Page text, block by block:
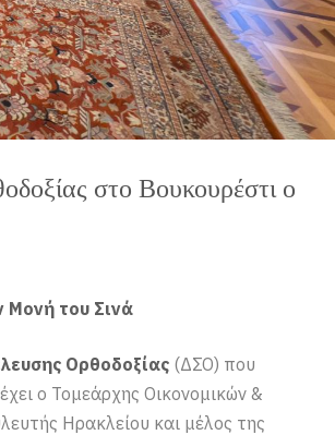
στο Βουκουρέστι ο
Μονή του Σινά
Ορθοδοξίας (ΔΣΟ) που
ο Τομεάρχης Οικονομικών &
Ηρακλείου και μέλος της